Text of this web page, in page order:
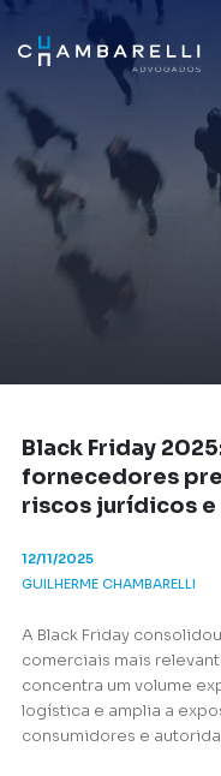
Black Friday
fornecedores
riscos jurídicos
12/11/2025
GUILHERME CHAMBARELLI
A Black Friday
comerciais mais
concentra um volume
logística e amplia a
consumidores e